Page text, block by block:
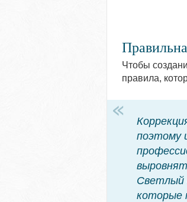
Чтобы
правила,
поэтому
Светлый
которые